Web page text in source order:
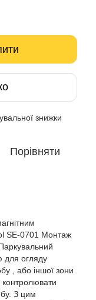
знижки
Порівняти
SE-0701 Монтаж
для огляду
, або іншої зони
З цим